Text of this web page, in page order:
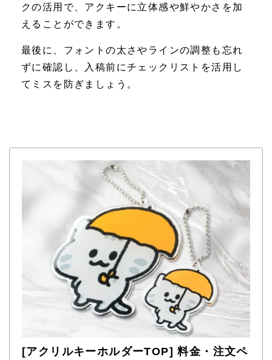
クの活用で、アクキーに立体感や鮮やかさを加
えることができます。
最後に、フォントの太さやラインの調整も忘れ
ずに確認し、入稿前にチェックリストを活用し
てミスを防ぎましょう。
[アクリルキーホルダーTOP] 料金・注文ペ